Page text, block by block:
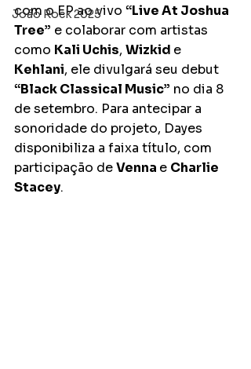
João Rock 2025
com o EP ao vivo “Live At Joshua
Tree” e colaborar com artistas
como Kali Uchis, Wizkid e
Kehlani, ele divulgará seu debut
“Black Classical Music” no dia 8
de setembro. Para antecipar a
sonoridade do projeto, Dayes
disponibiliza a faixa título, com
participação de Venna e Charlie
Stacey.